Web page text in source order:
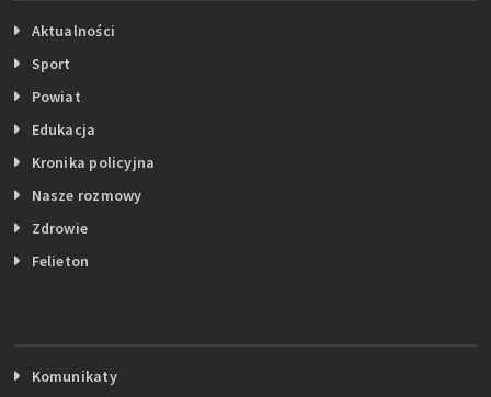
Aktualności
Sport
Powiat
Edukacja
Kronika policyjna
Nasze rozmowy
Zdrowie
Felieton
Komunikaty